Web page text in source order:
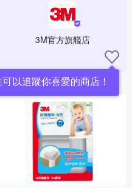
3M官方旗艦店
以追蹤你喜愛的商店！